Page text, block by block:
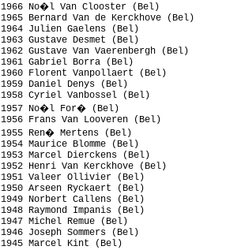
1966 No�l Van Clooster (Bel)
1965 Bernard Van de Kerckhove (Bel)
1964 Julien Gaelens (Bel)
1963 Gustave Desmet (Bel)
1962 Gustave Van Vaerenbergh (Bel)
1961 Gabriel Borra (Bel)
1960 Florent Vanpollaert (Bel)
1959 Daniel Denys (Bel)
1958 Cyriel Vanbossel (Bel)
1957 No�l For� (Bel)
1956 Frans Van Looveren (Bel)
1955 Ren� Mertens (Bel)
1954 Maurice Blomme (Bel)
1953 Marcel Dierckens (Bel)
1952 Henri Van Kerckhove (Bel)
1951 Valeer Ollivier (Bel)
1950 Arseen Ryckaert (Bel)
1949 Norbert Callens (Bel)
1948 Raymond Impanis (Bel)
1947 Michel Remue (Bel)
1946 Joseph Sommers (Bel)
1945 Marcel Kint (Bel)